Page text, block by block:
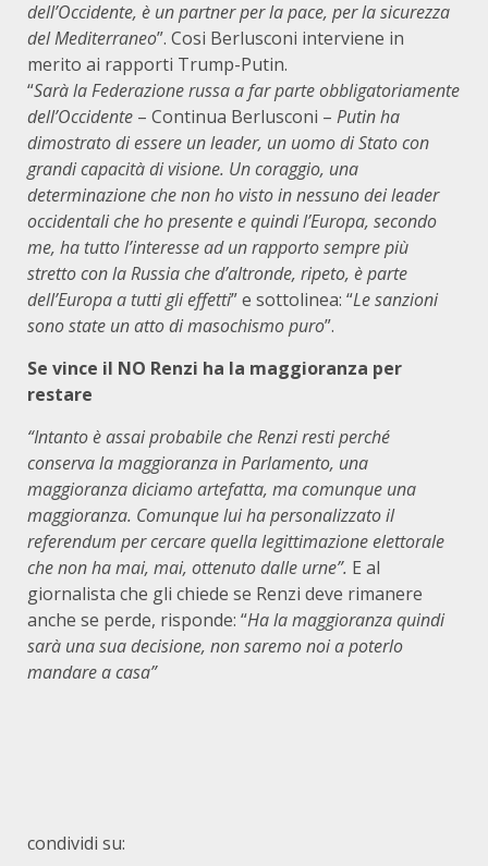
dell’Occidente, è un partner per la pace, per la sicurezza
del Mediterraneo”. Cosi Berlusconi interviene in
merito ai rapporti Trump-Putin.
“Sarà la Federazione russa a far parte obbligatoriamente
dell’Occidente – Continua Berlusconi – Putin ha
dimostrato di essere un leader, un uomo di Stato con
grandi capacità di visione. Un coraggio, una
determinazione che non ho visto in nessuno dei leader
occidentali che ho presente e quindi l’Europa, secondo
me, ha tutto l’interesse ad un rapporto sempre più
stretto con la Russia che d’altronde, ripeto, è parte
dell’Europa a tutti gli effetti” e sottolinea: “Le sanzioni
sono state un atto di masochismo puro”.
Se vince il NO Renzi ha la maggioranza per
restare
“Intanto è assai probabile che Renzi resti perché
conserva la maggioranza in Parlamento, una
maggioranza diciamo artefatta, ma comunque una
maggioranza. Comunque lui ha personalizzato il
referendum per cercare quella legittimazione elettorale
che non ha mai, mai, ottenuto dalle urne”. E al
giornalista che gli chiede se Renzi deve rimanere
anche se perde, risponde: “Ha la maggioranza quindi
sarà una sua decisione, non saremo noi a poterlo
mandare a casa”
condividi su: